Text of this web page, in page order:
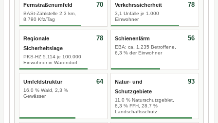
Fernstraßenumfeld
BASt-Zählstelle 2,3 km,
8.790 Kfz/Tag
70 Verkehrssicherheit
3,1 Unfälle je 1.000
Einwohner
78
Regionale
Sicherheitslage
PKS-HZ 5.114 je 100.000
Einwohner in Warendorf
78 Schienenlärm
EBA: ca. 1.235 Betroffene,
6,3 % der Einwohner
56
Umfeldstruktur
16,0 % Wald, 2,3 %
Gewässer
64
Natur- und
Schutzgebiete
11,0 % Naturschutzgebiet,
8,3 % FFH, 28,7 %
Landschaftsschutz
93